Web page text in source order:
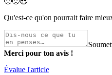
Qu'est-ce qu'on pourrait faire
Merci pour ton avis !
Évalue l'article